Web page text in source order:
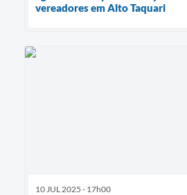
vereadores em Alto Taquari
10 JUL 2025 - 17h00